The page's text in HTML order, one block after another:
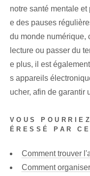
notre santé mentale
e des pauses
du monde numérique,
lecture ou passer du
e plus, il est
s appareils
ucher, afin de garantir
VOUS
ÉRESSÉ PAR
Comment trouver
Comment